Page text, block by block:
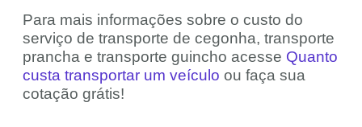
Para mais informações sobre o custo do
serviço de transporte de cegonha, transporte
prancha e transporte guincho acesse Quanto
custa transportar um veículo ou faça sua
cotação grátis!